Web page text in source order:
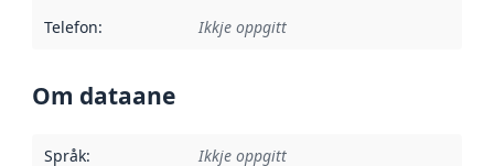
Telefon: Ikkje oppgitt
Om dataane
Språk: Ikkje oppgitt